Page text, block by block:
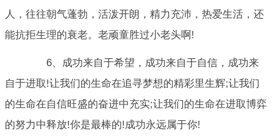
人，往往朝气蓬勃，活泼开朗，精力充沛，热爱生活，还
能抗拒生理的衰老。老顽童胜过小老头啊!
6、成功来自于希望，成功来自于自信，成功来
自于进取!让我们的生命在追寻梦想的精彩里生辉;让我们
的生命在自信旺盛的奋进中充实;让我们的生命在进取博弈
的努力中释放!你是最棒的!成功永远属于你!